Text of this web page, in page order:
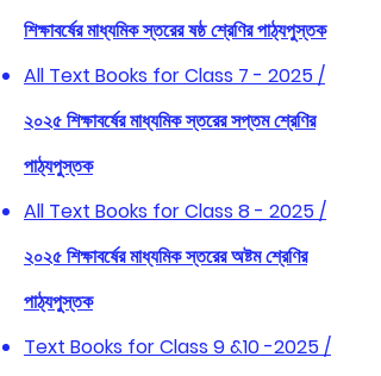
শিক্ষাবর্ষের মাধ্যমিক স্তরের ষষ্ঠ শ্রেণির পাঠ্যপুস্তক
All Text Books for Class 7 - 2025 /
২০২৫ শিক্ষাবর্ষের মাধ্যমিক স্তরের সপ্তম শ্রেণির
পাঠ্যপুস্তক
All Text Books for Class 8 - 2025 /
২০২৫ শিক্ষাবর্ষের মাধ্যমিক স্তরের অষ্টম শ্রেণির
পাঠ্যপুস্তক
Text Books for Class 9 &10 -2025 /